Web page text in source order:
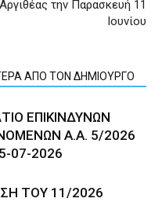
Αργιθέας την Παρασκευή 11
Ιουνίου
ΑΠΟ ΤΟΝ ΔΗΜΙΟΥΡΓΟ
ΕΠΙΚΙΝΔΥΝΩΝ
Α.Α. 5/2026
07-2026
ΤΟΥ 11/2026